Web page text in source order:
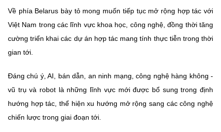
website này)
Về phía Belarus bày tỏ mong muốn tiếp tục mở rộng hợp tác với
Việt Nam trong các lĩnh vực khoa học, công nghệ, đồng thời tăng
cường triển khai các dự án hợp tác mang tính thực tiễn trong thời
gian tới.
Đáng chú ý, AI, bán dẫn, an ninh mạng, công nghệ hàng không -
vũ trụ và robot là những lĩnh vực mới được bổ sung trong định
hướng hợp tác, thể hiện xu hướng mở rộng sang các công nghệ
chiến lược trong giai đoạn tới.